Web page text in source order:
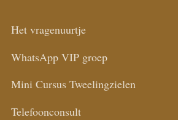
Het vragenuurtje
WhatsApp VIP groep
Mini Cursus Tweelingzielen
Telefoonconsult